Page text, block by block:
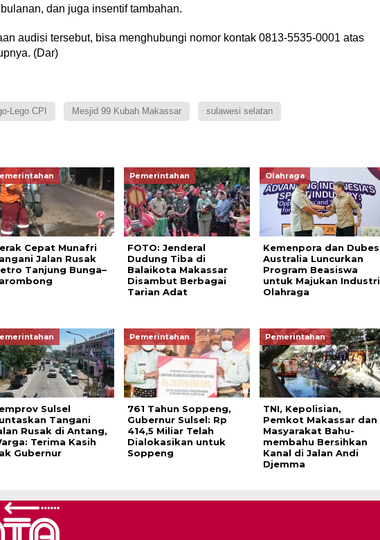
dan juga insentif tambahan.
audisi tersebut, bisa menghubungi nomor kontak 0813-5535-0001 atas
(Dar)
Lego CPI Mesjid 99 Kubah Makassar sulawesi selatan
Cepat Munafri
Jalan Rusak
Tanjung Bunga–
Pemerintahan
FOTO: Jenderal
Dudung Tiba di
Balaikota Makassar
Disambut Berbagai
Tarian Adat
Olahraga
Kemenpora dan Dubes
Australia Luncurkan
Program Beasiswa
untuk Majukan Industri
Olahraga
Sulsel
Tangani
Rusak di Antang,
Terima Kasih
Gubernur
Pemerintahan
761 Tahun Soppeng,
Gubernur Sulsel: Rp
414,5 Miliar Telah
Dialokasikan untuk
Soppeng
Pemerintahan
TNI, Kepolisian,
Pemkot Makassar dan
Masyarakat Bahu-
membahu Bersihkan
Kanal di Jalan Andi
Djemma